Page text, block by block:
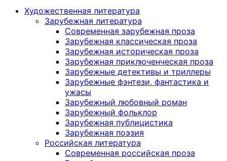
Художественная литература
Зарубежная литература
Современная зарубежная проза
Зарубежная классическая проза
Зарубежная историческая проза
Зарубежная приключенческая проза
Зарубежные детективы и триллеры
Зарубежные фэнтези, фантастика и
ужасы
Зарубежный любовный роман
Зарубежный фольклор
Зарубежная публицистика
Зарубежная поэзия
Российская литература
Современная российская проза